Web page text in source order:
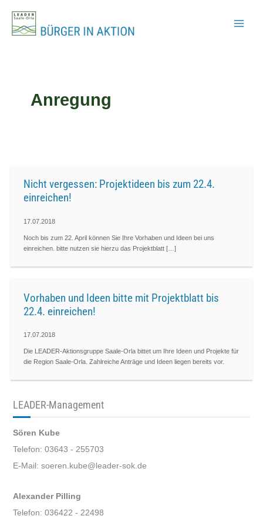
Inhalt
springen
Anregung
Nicht vergessen: Projektideen bis zum 22.4.
einreichen!
17.07.2018
Noch bis zum 22. April können Sie Ihre Vorhaben und Ideen bei uns
einreichen. bitte nutzen sie hierzu das Projektblatt […]
Vorhaben und Ideen bitte mit Projektblatt bis
22.4. einreichen!
17.07.2018
Die LEADER-Aktionsgruppe Saale-Orla bittet um Ihre Ideen und Projekte für
die Region Saale-Orla. Zahlreiche Anträge und Ideen liegen bereits vor.
LEADER-Management
Sören Kube
Telefon: 03643 - 255703
E-Mail: soeren.kube@leader-sok.de
Alexander Pilling
Telefon: 036422 - 22498